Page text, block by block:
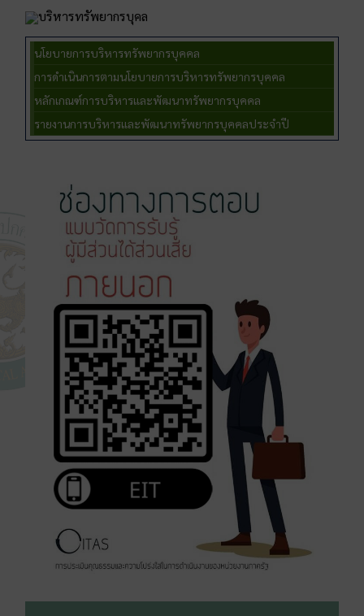
บริหารทรัพยากรบุคล
นโยบายการบริหารทรัพยากรบุคคล
การดำเนินการตามนโยบายการบริหารทรัพยากรบุคคล
หลักเกณฑ์การบริหารและพัฒนาทรัพยากรบุคคล
รายงานการบริหารและพัฒนาทรัพยากรบุคคลประจำปี